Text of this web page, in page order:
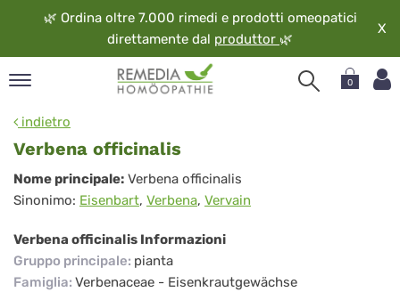
🌿 Ordina oltre 7.000 rimedi e prodotti omeopatici
direttamente dal produttor 🌿
X
0
indietro
Verbena officinalis
Verbena
officinalis
Nome principale: Verbena officinalis
Sinonimo: Eisenbart, Verbena, Vervain
Verbena officinalis Informazioni
Gruppo principale: pianta
Famiglia: Verbenaceae - Eisenkrautgewächse